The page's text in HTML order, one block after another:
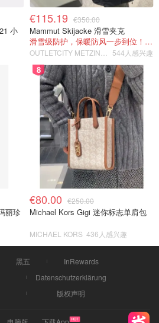
小
€115.19 €350.00
Mammut Skijacke 滑雪夹克
滑雪级防护，保暖防风一步到位！仅剩s！
544人感兴趣
丽珍
8
€80.00 €250.00
Michael Kors Gigi 迷你标志单肩包
MICHAEL KORS 436人感兴趣
黑五
InRewards
Datenschutzerklärung
版权声明